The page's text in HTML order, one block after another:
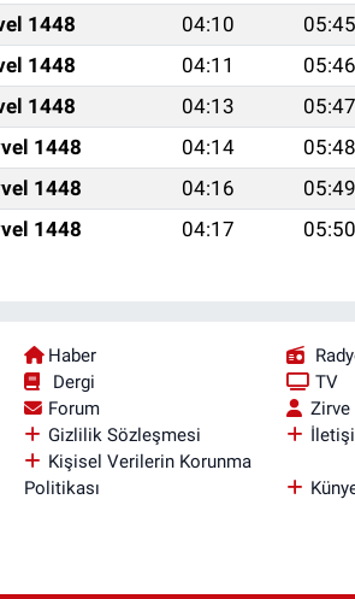
1448 04:10 05:45
1448 04:11 05:46
1448 04:13 05:47
1448 04:14 05:48
1448 04:16 05:49
1448 04:17 05:50
Haber
Dergi
TV
Forum
Zirve
Gizlilik Sözleşmesi
Kişisel Verilerin Korunma
Politikası